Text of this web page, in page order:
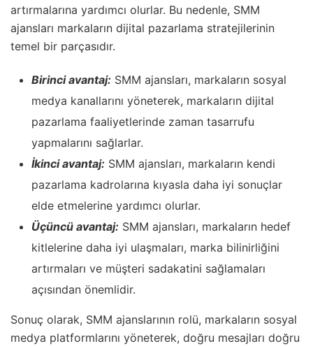
artırmalarına yardımcı olurlar. Bu nedenle, SMM
ajansları markaların dijital pazarlama stratejilerinin
temel bir parçasıdır.
Birinci avantaj: SMM ajansları, markaların sosyal
medya kanallarını yöneterek, markaların dijital
pazarlama faaliyetlerinde zaman tasarrufu
yapmalarını sağlarlar.
İkinci avantaj: SMM ajansları, markaların kendi
pazarlama kadrolarına kıyasla daha iyi sonuçlar
elde etmelerine yardımcı olurlar.
Üçüncü avantaj: SMM ajansları, markaların hedef
kitlelerine daha iyi ulaşmaları, marka bilinirliğini
artırmaları ve müşteri sadakatini sağlamaları
açısından önemlidir.
Sonuç olarak, SMM ajanslarının rolü, markaların sosyal
medya platformlarını yöneterek, doğru mesajları doğru